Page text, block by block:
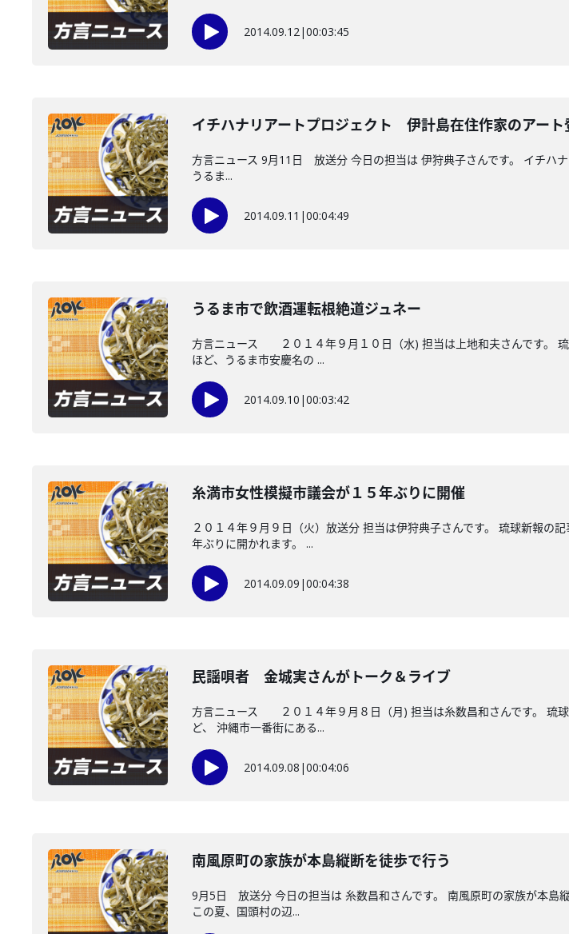
2014.09.12|00:03:45
イチハナリアートプロジェクト 伊計島在住作家のアート
方言ニュース 9月11日 放送分 今日の担当は 伊狩典子さんです。 イチハ
うるま...
2014.09.11 |00:04:49
うるま市で飲酒運転根絶道ジュネー
方言ニュース ２０１４年９月１０日（水) 担当は上地和夫さんです。
ほど、うるま市安慶名の ...
2014.09.10 |00:03:42
糸満市女性模擬市議会が１５年ぶりに開催
２０１４年９月９日（火）放送分 担当は伊狩典子さんです。 琉球新報の
年ぶりに開かれます。 ...
2014.09.09 |00:04:38
民謡唄者 金城実さんがトーク＆ライブ
方言ニュース ２０１４年９月８日（月) 担当は糸数昌和さんです。 琉
ど、 沖縄市一番街にある...
2014.09.08 |00:04:06
南風原町の家族が本島縦断を徒歩で行う
9月5日 放送分 今日の担当は 糸数昌和さんです。 南風原町の家族が本島
この夏、国頭村の辺...